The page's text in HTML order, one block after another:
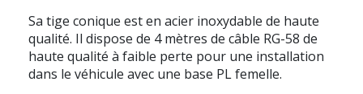
Sa tige conique est en acier inoxydable de haute
qualité. Il dispose de 4 mètres de câble RG-58 de
haute qualité à faible perte pour une installation
dans le véhicule avec une base PL femelle.